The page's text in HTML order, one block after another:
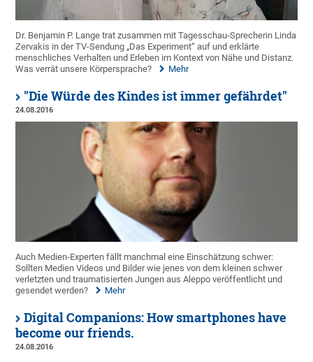
Dr. Benjamin P. Lange trat zusammen mit Tagesschau-Sprecherin Linda
Zervakis in der TV-Sendung „Das Experiment“ auf und erklärte
menschliches Verhalten und Erleben im Kontext von Nähe und Distanz.
Was verrät unsere Körpersprache?
Mehr
"Die Würde des Kindes ist immer gefährdet"
24.08.2016
Auch Medien-Experten fällt manchmal eine Einschätzung schwer:
Sollten Medien Videos und Bilder wie jenes von dem kleinen schwer
verletzten und traumatisierten Jungen aus Aleppo veröffentlicht und
gesendet werden?
Mehr
Digital Companions: How smartphones have
become our friends.
24.08.2016